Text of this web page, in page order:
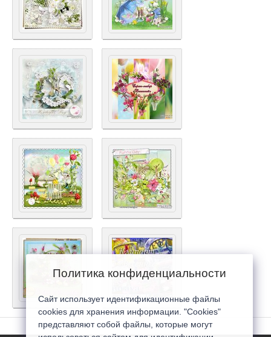
Политика конфиденциальности
Сайт использует идентификационные файлы
cookies для хранения информации. "Cookies"
представляют собой файлы, которые могут